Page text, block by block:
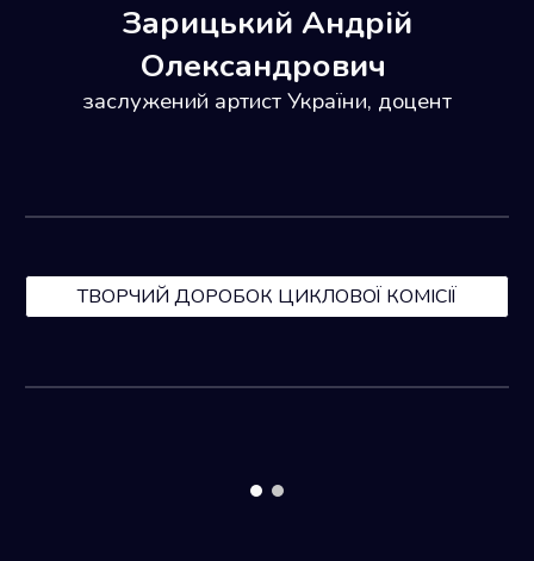
Зарицький Андрій
Олександрович
заслужений артист України, доцент
ТВОРЧИЙ ДОРОБОК ЦИКЛОВОЇ КОМІСІЇ